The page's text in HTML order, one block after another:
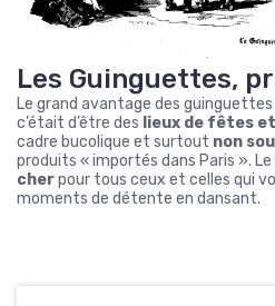
Les Guinguettes,
Le grand avantage des
c’était d’être des lieux de fêtes
cadre bucolique et surtout non
produits « importés dans Paris ». Le
cherpour tous ceux et celles qui
moments de détente en dansant.